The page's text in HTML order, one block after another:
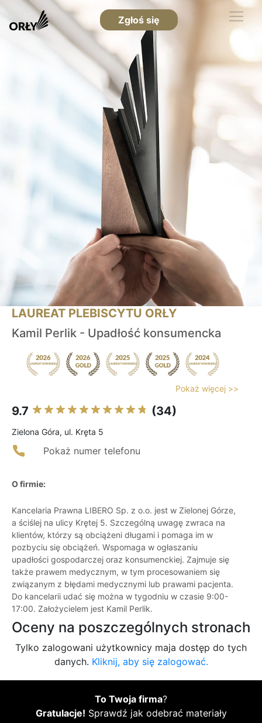
Zgłoś się
LAUREAT PLEBISCYTU ORŁY
Kamil Perlik - Upadłość konsumencka
Pokaż więcej >>
9.7 (34)
Zielona Góra, ul. Kręta 5
Pokaż numer telefonu
O firmie:
Kancelaria Prawna LIBERO Sp. z o.o. jest w Zielonej Górze,
a ściślej na ulicy Krętej 5. Szczególną uwagę zwraca na
klientów, którzy są obciążeni długami i pomaga im w
pozbyciu się obciążeń. Wspomaga w ogłaszaniu
upadłości gospodarczej oraz konsumenckiej. Zajmuje się
także prawem medycznym, w tym procesowaniem się
związanym z błędami medycznymi lub prawami pacjenta.
Do kancelarii udać się można w tygodniu w czasie 9:00-
17:00. Założycielem jest Kamil Perlik.
Oceny na poszczególnych stronach
Tylko zalogowani użytkownicy maja dostęp do tych
danych. Kliknij, aby się zalogować.
To Twoja firma?
Gratulacje! Sprawdź jak odebrać materiały